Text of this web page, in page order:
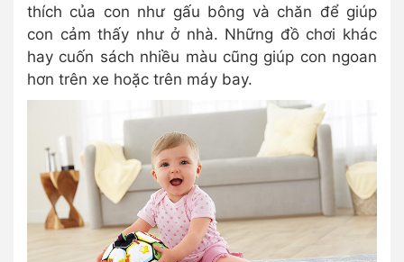
thích của con như gấu bông và chăn để giúp
con cảm thấy như ở nhà. Những đồ chơi khác
hay cuốn sách nhiều màu cũng giúp con ngoan
hơn trên xe hoặc trên máy bay.